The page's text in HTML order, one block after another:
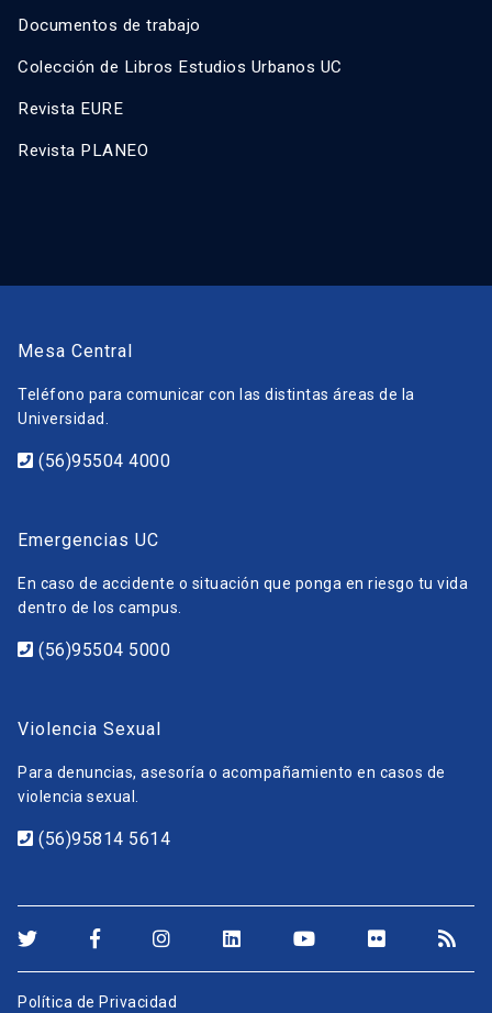
Documentos de trabajo
Colección de Libros Estudios Urbanos UC
Revista EURE
Revista PLANEO
Mesa Central
Teléfono para comunicar con las distintas áreas de la
Universidad.
(56)95504 4000
Emergencias UC
En caso de accidente o situación que ponga en riesgo tu vida
dentro de los campus.
(56)95504 5000
Violencia Sexual
Para denuncias, asesoría o acompañamiento en casos de
violencia sexual.
(56)95814 5614
Política de Privacidad